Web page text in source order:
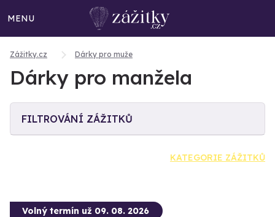
MENU
Zážitky.cz Dárky pro muže
Dárky pro manžela
FILTROVÁNÍ ZÁŽITKŮ
KATEGORIE ZÁŽITKŮ
Volný termín už 09. 08. 2026